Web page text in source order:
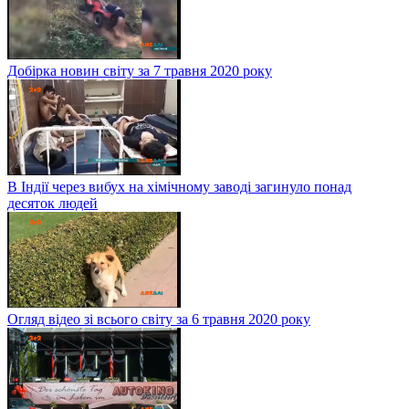
Добірка новин світу за 7 травня 2020 року
В Індії через вибух на хімічному заводі загинуло понад
десяток людей
Огляд відео зі всього світу за 6 травня 2020 року